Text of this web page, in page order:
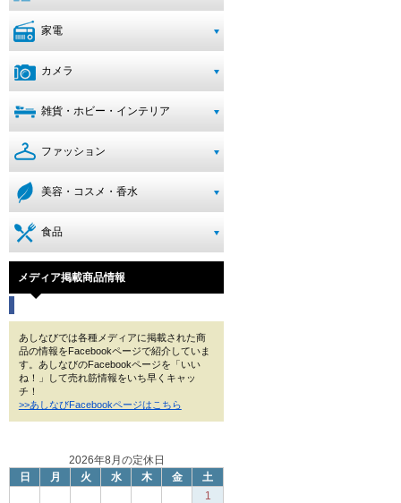
家電
カメラ
雑貨・ホビー・インテリア
ファッション
美容・コスメ・香水
食品
メディア掲載商品情報
あしなびでは各種メディアに掲載された商
品の情報をFacebookページで紹介していま
す。あしなびのFacebookページを「いい
ね！」して売れ筋情報をいち早くキャッ
チ！
>>あしなびFacebookページはこちら
2026年8月の定休日
日
月 火 水 木 金
土
1